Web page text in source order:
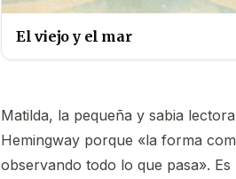
El viejo y el mar
Matilda, la pequeña y sabia
Hemingway porque «la forma
observando todo lo que pasa».